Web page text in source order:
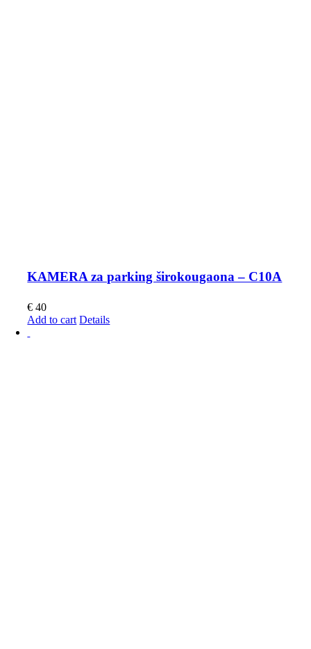
KAMERA za parking širokougaona – C10A
€ 40
Add to cart Details